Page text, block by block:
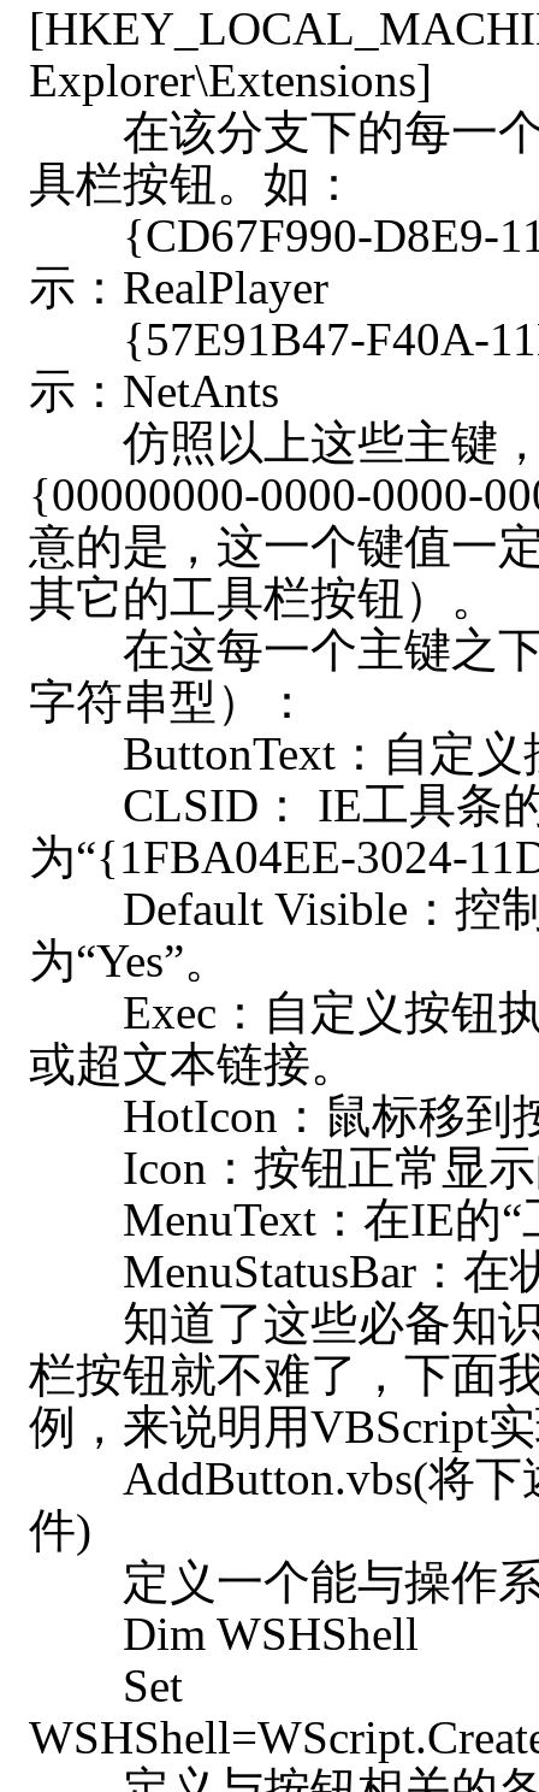
Explorer\Extensions]
在该分支下的每一个
具栏按钮。如：
{CD67F990-D8E9-
示：RealPlayer
{57E91B47-F40A-
示：NetAnts
仿照以上这些主键，
{00000000-0000-0000-
意的是，这一个键值一
其它的工具栏按钮）。
在这每一个主键之下
字符串型）：
ButtonText：自定义
CLSID： IE工具条
为“{1FBA04EE-3024-
Default Visible：控
为“Yes”。
Exec：自定义按钮执
或超文本链接。
HotIcon：鼠标移到
Icon：按钮正常显示
MenuText：在IE的“
MenuStatusBar：在
知道了这些必备知识
栏按钮就不难了，下面
例，来说明用VBScript
AddButton.vbs(将下
件)
定义一个能与操作系
Dim WSHShell
Set